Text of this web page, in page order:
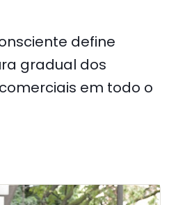
define
gradual dos
em todo o